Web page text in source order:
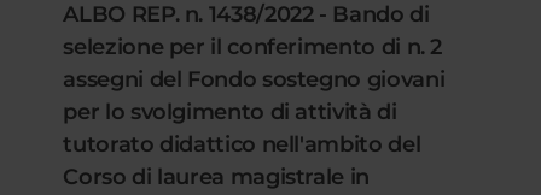
ALBO REP. n. 1438/2022 - Bando di
selezione per il conferimento di n. 2
assegni del Fondo sostegno giovani
per lo svolgimento di attività di
tutorato didattico nell'ambito del
Corso di laurea magistrale in